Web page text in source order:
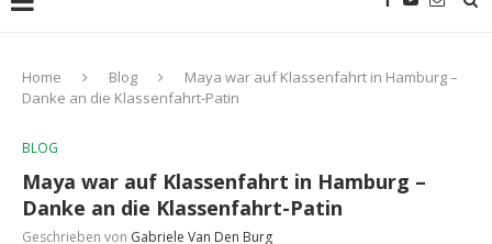
Home Blog
Maya war auf Klassenfahrt in Hamburg –
Danke an die Klassenfahrt-Patin
BLOG
Maya war auf Klassenfahrt in Hamburg –
Danke an die Klassenfahrt-Patin
Geschrieben von Gabriele Van Den Burg